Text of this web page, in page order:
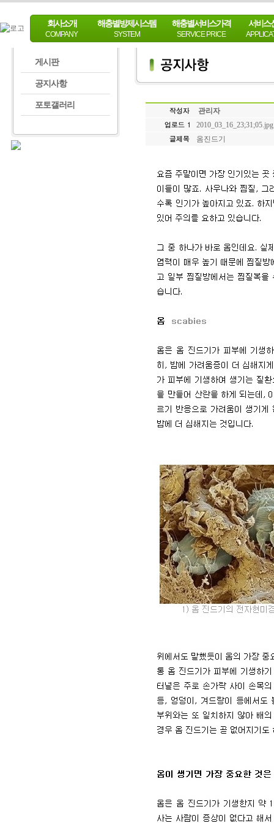
회사소개
COMPANY
해충별방제시스템
SYSTEM
해충별서비스가격
SERVICE PRICE
서비스
게시판
공지사항
포토갤러리
관리자
옴진드기